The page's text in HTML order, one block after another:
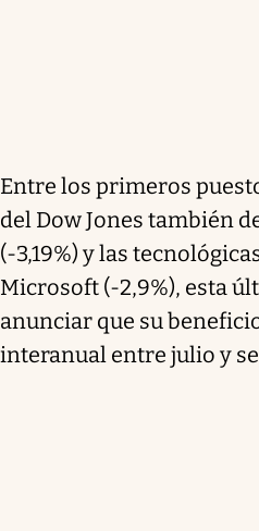
Entre los primeros
del Dow Jones también
(-3,19%) y las
Microsoft (-2,9%), esta
anunciar que su
interanual entre julio y